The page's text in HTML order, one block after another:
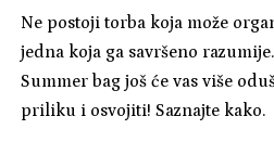
Ne postoji torba koja može
jedna koja ga savršeno
Summer bag još će vas više
priliku i osvojiti! Saznajte kako.